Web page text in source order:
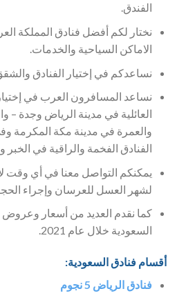
الفندق.
نختار لكم أفضل فنادق المملكة
الاماكن السياحية والخدمات.
نساعدكم في إختيار الفنادق والشقق
نساعد المسافرون العرب في
العائلية في مدينة الرياض وجدة –
والعمرة في مدينة مكة المكرمة وفي
الفنادق الفخمة والراقية في الخبر
يمكنكم التواصل معنا في أي وقت
لشهر العسل للعرسان وإجراء
كما نقدم العديد من أسعار وعروض
السعودية خلال عام 2021.
أقسام فنادق السعودية:
فنادق الرياض 5 نجوم